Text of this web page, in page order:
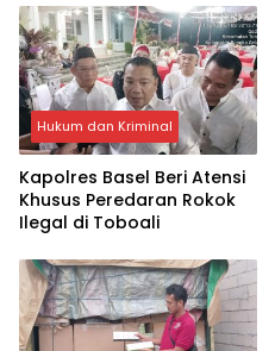
Hukum dan Kriminal
Kapolres Basel Beri Atensi
Khusus Peredaran Rokok
Ilegal di Toboali